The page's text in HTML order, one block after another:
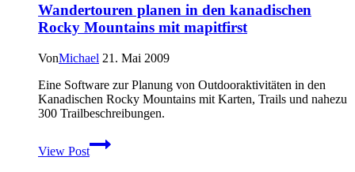
450t
–
Outdoornavis
angekündigt
Wandertouren planen in den kanadischen
Rocky Mountains mit mapitfirst
VonMichael 21. Mai 2009
Eine Software zur Planung von Outdooraktivitäten in den
Kanadischen Rocky Mountains mit Karten, Trails und nahezu
300 Trailbeschreibungen.
View Post
Wandertouren
planen